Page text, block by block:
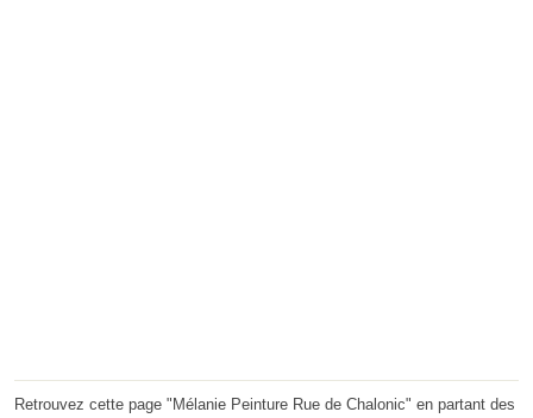
Retrouvez cette page "Mélanie Peinture Rue de Chalonic" en partant des